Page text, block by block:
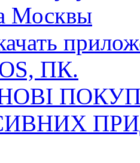
Москвы
ПК.